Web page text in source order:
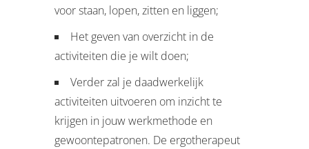
voor staan, lopen, zitten en liggen;
Het geven van overzicht in de
activiteiten die je wilt doen;
Verder zal je daadwerkelijk
activiteiten uitvoeren om inzicht te
krijgen in jouw werkmethode en
gewoontepatronen. De ergotherapeut